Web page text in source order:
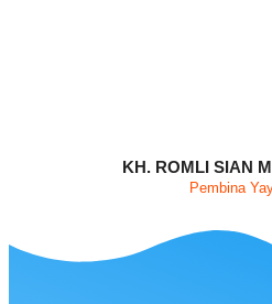
KH. ROMLI SIAN
Pembina